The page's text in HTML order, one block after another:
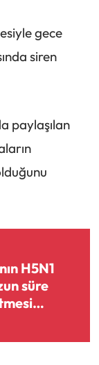
gece
siren
paylaşılan
H5N1
süre